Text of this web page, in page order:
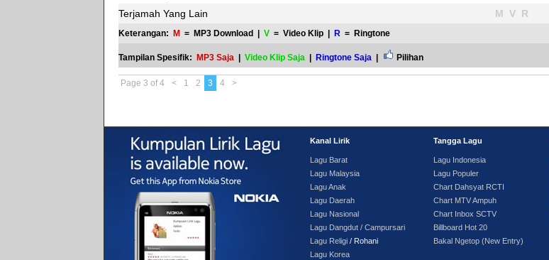
Terjamah Yang Lain
M V R
Keterangan: M = MP3 Download | V = Video Klip | R = Ringtone
Tampilan Spesifik: MP3 Saja | Video Klip Saja | Ringtone Saja | Pilihan
Page 3 of 4 < 1 2 3 4 >
Kanal Lirik
Lagu Barat
Lagu Malaysia
Lagu Anak
Lagu Daerah
Lagu Nasional
Lagu Dangdut / Campursari
Lagu Religi / Rohani
Lagu Korea
Tangga Lagu
Lagu Indonesia
Lagu Populer
Chart Dahsyat RCTI
Chart MTV Ampuh
Chart Inbox SCTV
Billboard Hot 20
Bakal Ngetop (New Entry)